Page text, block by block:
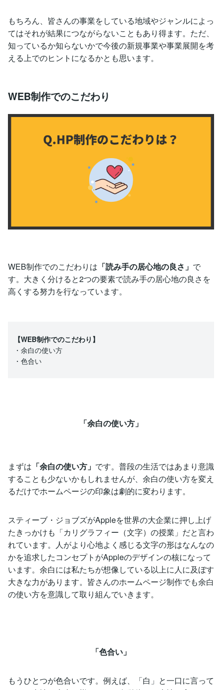
もちろん、皆さんの事業をしている地域やジャンルによっ
てはそれが結果につながらないこともあり得ます。ただ、
知っているか知らないかで今後の新規事業や事業展開を考
える上でのヒントになるかとも思います。
WEB制作でのこだわり
WEB制作でのこだわりは 「読み手の居心地の良さ」 で
す。大きく分けると2つの要素で読み手の居心地の良さを
高くする努力を行なっています。
【WEB制作でのこだわり】
・余白の使い方
・色合い
「余白の使い方」
まずは 「余白の使い方」 です。普段の生活ではあまり意識
することも少ないかもしれませんが、余白の使い方を変え
るだけでホームページの印象は劇的に変わります。
スティーブ・ジョブズがAppleを世界の大企業に押し上げ
たきっかけも「カリグラフィー（文字）の授業」だと言わ
れています。人がより心地よく感じる文字の形はなんなの
かを追求したコンセプトがAppleのデザインの核になって
います。余白には私たちが想像している以上に人に及ぼす
大きな力があります。皆さんのホームページ制作でも余白
の使い方を意識して取り組んでいきます。
「色合い」
もうひとつが色合いです。例えば、「白」と一口に言って